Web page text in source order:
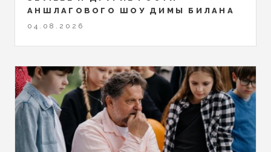
АНШЛАГОВОГО ШОУ ДИМЫ БИЛАНА
04.08.2026